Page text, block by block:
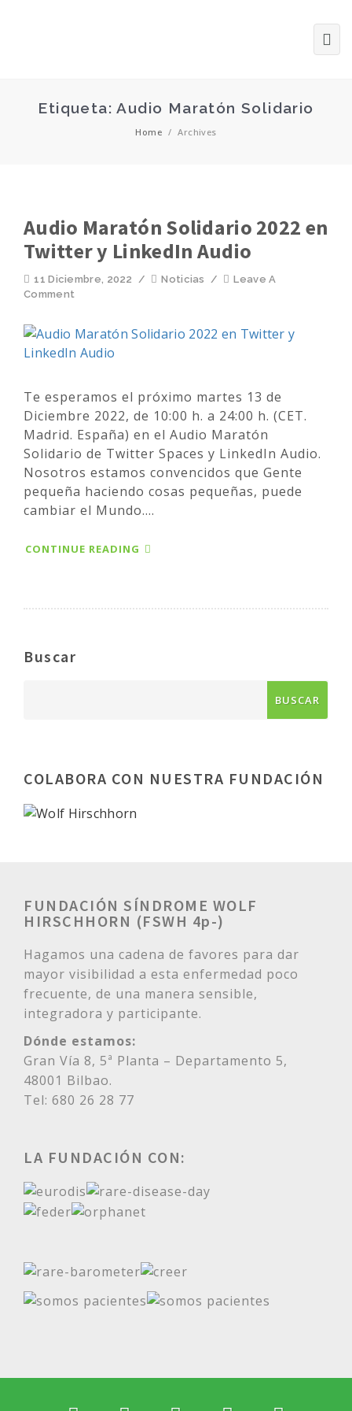
Etiqueta: Audio Maratón Solidario
Home / Archives
Audio Maratón Solidario 2022 en
Twitter y LinkedIn Audio
11 Diciembre, 2022 / Noticias /
Leave A
Comment
Te esperamos el próximo martes 13 de
Diciembre 2022, de 10:00 h. a 24:00 h. (CET.
Madrid. España) en el Audio Maratón
Solidario de Twitter Spaces y LinkedIn Audio.
Nosotros estamos convencidos que Gente
pequeña haciendo cosas pequeñas, puede
cambiar el Mundo....
CONTINUE READING
Buscar
COLABORA CON NUESTRA FUNDACIÓN
FUNDACIÓN SÍNDROME WOLF
HIRSCHHORN (FSWH 4p-)
Hagamos una cadena de favores para dar
mayor visibilidad a esta enfermedad poco
frecuente, de una manera sensible,
integradora y participante.
Dónde estamos:
Gran Vía 8, 5ª Planta – Departamento 5,
48001 Bilbao.
Tel: 680 26 28 77
LA FUNDACIÓN CON: